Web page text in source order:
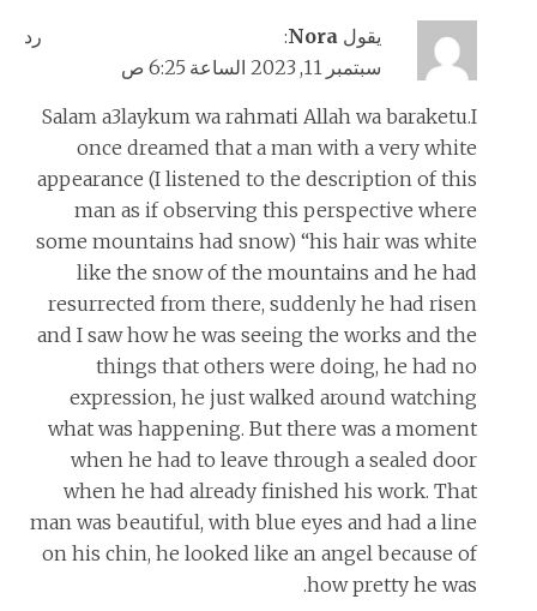
يقول Nora
:
سبتمبر 11, 2023 الساعة 6:25 ص
Salam a3laykum wa rahmati Allah wa baraketu.I
once dreamed that a man with a very white
appearance (I listened to the description of this
man as if observing this perspective where
some mountains had snow) “his hair was white
like the snow of the mountains and he had
resurrected from there, suddenly he had risen
and I saw how he was seeing the works and the
things that others were doing, he had no
expression, he just walked around watching
what was happening. But there was a moment
when he had to leave through a sealed door
when he had already finished his work. That
man was beautiful, with blue eyes and had a line
on his chin, he looked like an angel because of
how pretty he was.
رد